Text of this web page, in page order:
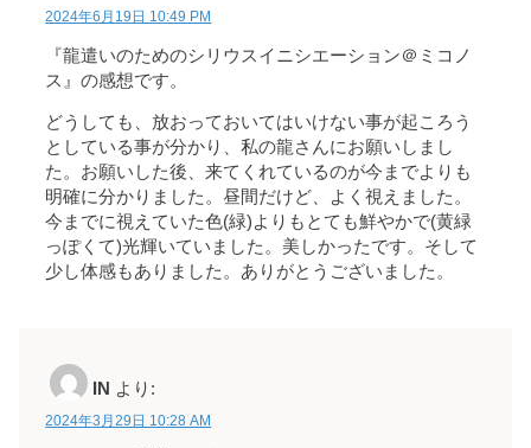
2024年6月19日 10:49 PM
『龍遣いのためのシリウスイニシエーション＠ミコノ
ス』の感想です。
どうしても、放おっておいてはいけない事が起ころう
としている事が分かり、私の龍さんにお願いしまし
た。お願いした後、来てくれているのが今までよりも
明確に分かりました。昼間だけど、よく視えました。
今までに視えていた色(緑)よりもとても鮮やかで(黄緑
っぽくて)光輝いていました。美しかったです。そして
少し体感もありました。ありがとうございました。
IN より:
2024年3月29日 10:28 AM